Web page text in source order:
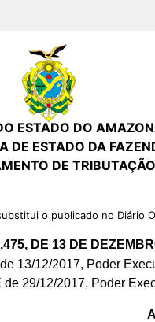
ESTADO DO
DE ESTADO DA
DE TRIBUTAÇÃO
o publicado no Diário
DE 13 DE
13/12/2017, Poder
29/12/2017, Poder